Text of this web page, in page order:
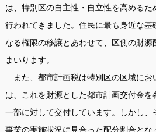
は、特別区の自主性・自立性を高める
行われてきました。住民に最も身近な基
なる権限の移譲とあわせて、区側の財
まいります。
また、都市計画税は特別区の区域にお
は、これを財源とした都市計画交付金
一部に対して交付しています。しかし
事業の実施状況に見合った配分割合と